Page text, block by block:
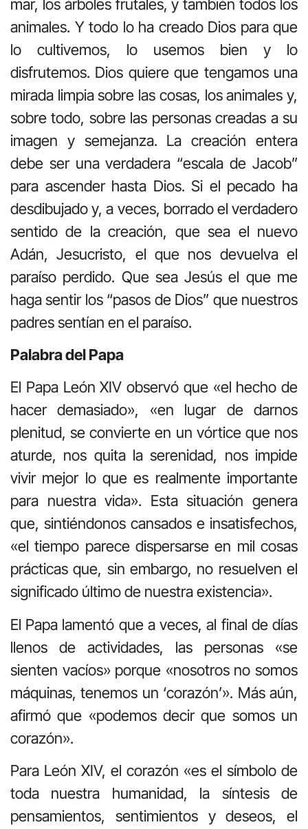
mar, los árboles frutales, y también todos los
animales. Y todo lo ha creado Dios para que
lo cultivemos, lo usemos bien y lo
disfrutemos. Dios quiere que tengamos una
mirada limpia sobre las cosas, los animales y,
sobre todo, sobre las personas creadas a su
imagen y semejanza. La creación entera
debe ser una verdadera “escala de Jacob”
para ascender hasta Dios. Si el pecado ha
desdibujado y, a veces, borrado el verdadero
sentido de la creación, que sea el nuevo
Adán, Jesucristo, el que nos devuelva el
paraíso perdido. Que sea Jesús el que me
haga sentir los “pasos de Dios” que nuestros
padres sentían en el paraíso.
Palabra del Papa
El Papa León XIV observó que «el hecho de
hacer demasiado», «en lugar de darnos
plenitud, se convierte en un vórtice que nos
aturde, nos quita la serenidad, nos impide
vivir mejor lo que es realmente importante
para nuestra vida». Esta situación genera
que, sintiéndonos cansados e insatisfechos,
«el tiempo parece dispersarse en mil cosas
prácticas que, sin embargo, no resuelven el
significado último de nuestra existencia».
El Papa lamentó que a veces, al final de días
llenos de actividades, las personas «se
sienten vacíos» porque «nosotros no somos
máquinas, tenemos un ‘corazón’». Más aún,
afirmó que «podemos decir que somos un
corazón».
Para León XIV, el corazón «es el símbolo de
toda nuestra humanidad, la síntesis de
pensamientos, sentimientos y deseos, el